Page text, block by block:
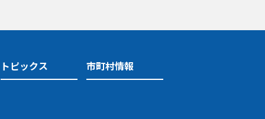
トピックス 市町村情報